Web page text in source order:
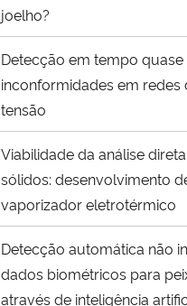
joelho?
Detecção em tempo quase
inconformidades em redes
tensão
Viabilidade da análise
sólidos: desenvolvimento
vaporizador eletrotérmico
Detecção automática não
dados biométricos para
através de inteligência